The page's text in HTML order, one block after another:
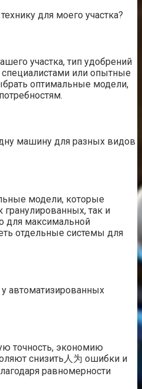
для моего участка?
участка, тип удобрений
или опытные
оптимальные модели,
машину для разных видов
модели, которые
гранулированных, так и
для максимальной
отдельные системы для
автоматизированных
точность, экономию
снизить人为 ошибки и
равномерности